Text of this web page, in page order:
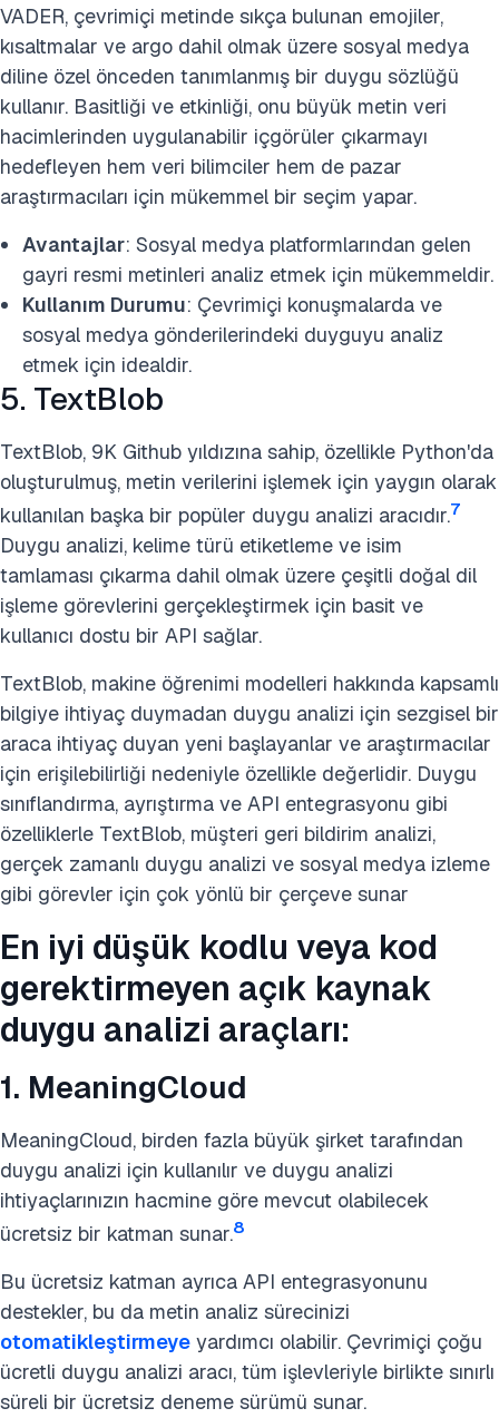
VADER, çevrimiçi metinde sıkça bulunan emojiler,
kısaltmalar ve argo dahil olmak üzere sosyal medya
diline özel önceden tanımlanmış bir duygu sözlüğü
kullanır. Basitliği ve etkinliği, onu büyük metin veri
hacimlerinden uygulanabilir içgörüler çıkarmayı
hedefleyen hem veri bilimciler hem de pazar
araştırmacıları için mükemmel bir seçim yapar.
Avantajlar: Sosyal medya platformlarından gelen
gayri resmi metinleri analiz etmek için mükemmeldir.
Kullanım Durumu: Çevrimiçi konuşmalarda ve
sosyal medya gönderilerindeki duyguyu analiz
etmek için idealdir.
5. TextBlob
TextBlob, 9K Github yıldızına sahip, özellikle Python'da
oluşturulmuş, metin verilerini işlemek için yaygın olarak
kullanılan başka bir popüler duygu analizi aracıdır.7
Duygu analizi, kelime türü etiketleme ve isim
tamlaması çıkarma dahil olmak üzere çeşitli doğal dil
işleme görevlerini gerçekleştirmek için basit ve
kullanıcı dostu bir API sağlar.
TextBlob, makine öğrenimi modelleri hakkında kapsamlı
bilgiye ihtiyaç duymadan duygu analizi için sezgisel bir
araca ihtiyaç duyan yeni başlayanlar ve araştırmacılar
için erişilebilirliği nedeniyle özellikle değerlidir. Duygu
sınıflandırma, ayrıştırma ve API entegrasyonu gibi
özelliklerle TextBlob, müşteri geri bildirim analizi,
gerçek zamanlı duygu analizi ve sosyal medya izleme
gibi görevler için çok yönlü bir çerçeve sunar
En iyi düşük kodlu veya kod
gerektirmeyen açık kaynak
duygu analizi araçları:
1. MeaningCloud
MeaningCloud, birden fazla büyük şirket tarafından
duygu analizi için kullanılır ve duygu analizi
ihtiyaçlarınızın hacmine göre mevcut olabilecek
ücretsiz bir katman sunar.8
Bu ücretsiz katman ayrıca API entegrasyonunu
destekler, bu da metin analiz sürecinizi
otomatikleştirmeye yardımcı olabilir. Çevrimiçi çoğu
ücretli duygu analizi aracı, tüm işlevleriyle birlikte sınırlı
süreli bir ücretsiz deneme sürümü sunar.